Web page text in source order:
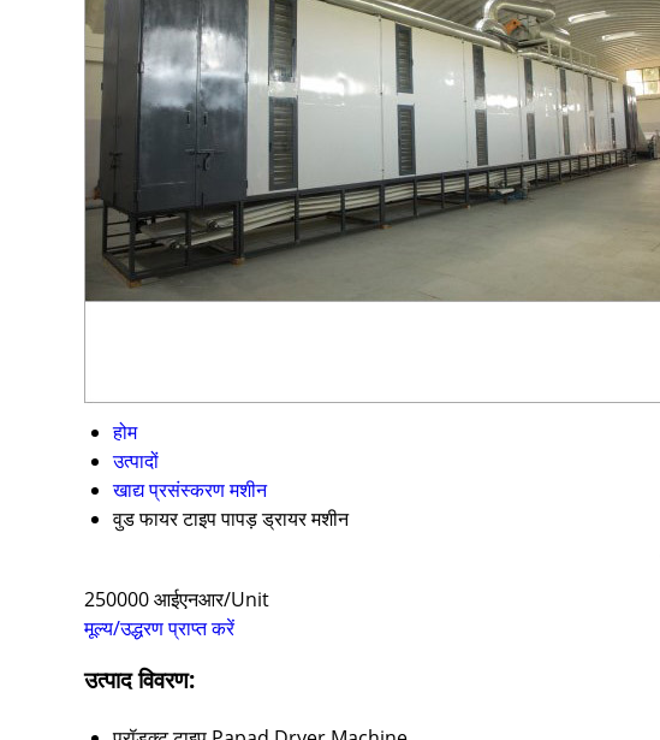
होम
उत्पादों
खाद्य प्रसंस्करण मशीन
वुड फायर टाइप पापड़ ड्रायर मशीन
250000 आईएनआर/Unit
मूल्य/उद्धरण प्राप्त करें
उत्पाद विवरण: